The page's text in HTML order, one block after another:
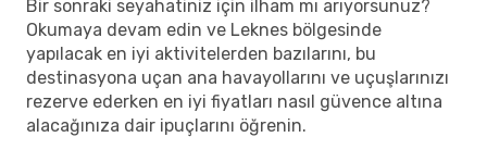
Bir sonraki seyahatiniz için ilham mı arıyorsunuz?
Okumaya devam edin ve Leknes bölgesinde
yapılacak en iyi aktivitelerden bazılarını, bu
destinasyona uçan ana havayollarını ve uçuşlarınızı
rezerve ederken en iyi fiyatları nasıl güvence altına
alacağınıza dair ipuçlarını öğrenin.